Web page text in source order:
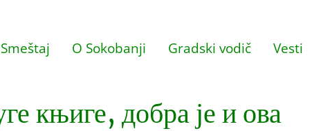
Smeštaj O Sokobanji Gradski vodič Vesti
књиге, добра је и ова